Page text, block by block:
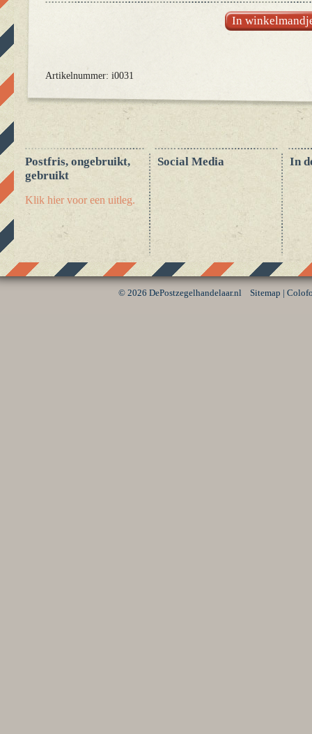
Artikelnummer: i0031
In
Postfris, ongebruikt,
gebruikt
Klik hier voor een uitleg.
Social Media In
© 2026 DePostzegelhandelaar.nlSitemap |